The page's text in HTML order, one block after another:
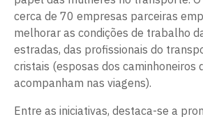
cerca de 70 empresas parceiras
melhorar as condições de trabalho
estradas, das profissionais do
cristais (esposas dos caminhoneiros
acompanham nas viagens).
Entre as iniciativas, destaca-se a